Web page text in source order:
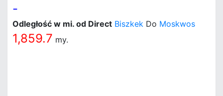
-
Odległość w mi. od Direct Biszkek Do Moskwos
1,859.7 my.